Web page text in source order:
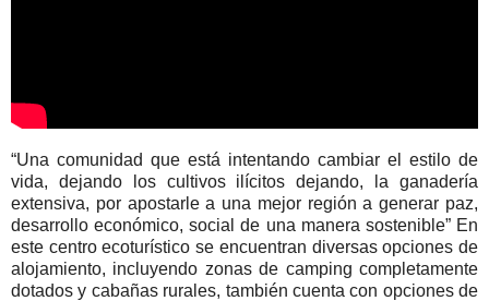
“Una comunidad que está intentando cambiar el estilo de
vida, dejando los cultivos ilícitos dejando, la ganadería
extensiva, por apostarle a una mejor región a generar paz,
desarrollo económico, social de una manera sostenible” En
este centro ecoturístico se encuentran diversas opciones de
alojamiento, incluyendo zonas de camping completamente
dotados y cabañas rurales, también cuenta con opciones de